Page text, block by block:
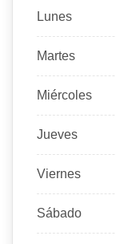
Lunes
Martes
Miércoles
Jueves
Viernes
Sábado